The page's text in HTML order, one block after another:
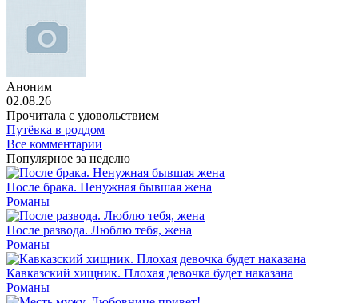
Аноним
02.08.26
Прочитала с удовольствием
Путёвка в роддом
Все комментарии
Популярное за неделю
После брака. Ненужная бывшая жена
Романы
После развода. Люблю тебя, жена
Романы
Кавказский хищник. Плохая девочка будет наказана
Романы